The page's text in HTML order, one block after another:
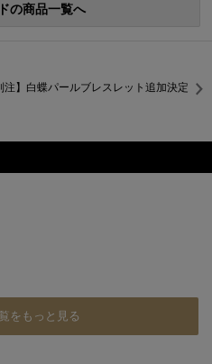
の商品一覧へ
注】白蝶パールブレスレット追加決定
をもっと見る